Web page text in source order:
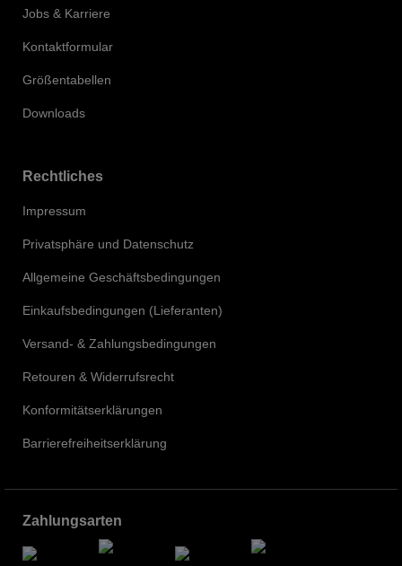
Jobs & Karriere
Kontaktformular
Größentabellen
Downloads
Rechtliches
Impressum
Privatsphäre und Datenschutz
Allgemeine Geschäftsbedingungen
Einkaufsbedingungen (Lieferanten)
Versand- & Zahlungsbedingungen
Retouren & Widerrufsrecht
Konformitätserklärungen
Barrierefreiheitserklärung
Zahlungsarten